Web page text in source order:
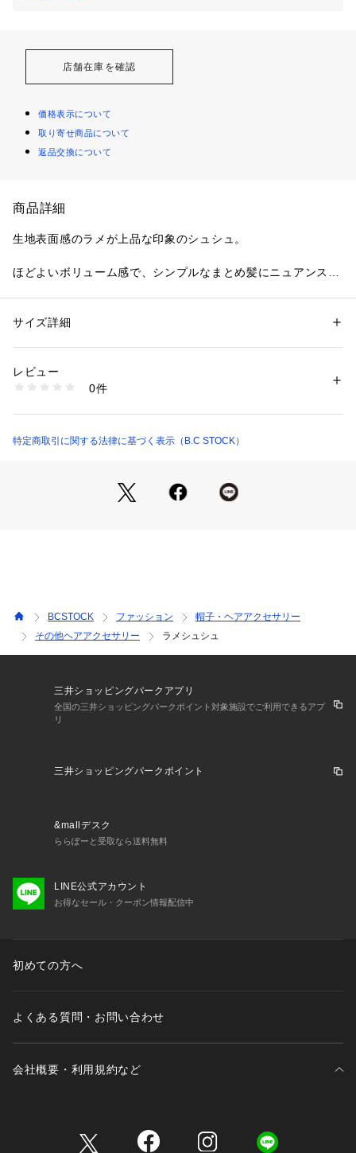
店舗在庫を確認
価格表示について
取り寄せ商品について
返品交換について
商品詳細
生地表面感のラメが上品な印象のシュシュ。
ほどよいボリューム感で、シンプルなまとめ髪にニュアンスの
ず活躍できるアイテムです。
ださい。
※こちらの商品は、B.C STOCKでの取り扱いになります。 直
※照明の関係により、実際よりも色味が違って見える場合があ
※商品の色味は、商品アップ画像をご参照ください。
性別：レディース
セサリー
生産国：中国
1099200041707
サイズ詳細
レビュー
0件
特定商取引に関する法律に基づく表示（B.C STOCK）
BCSTOCK ファッション
帽子・ヘアアクセサリー
その他ヘアアクセサリー
ラメシュシュ
三井ショッピングパークアプリ
全国の三井ショッピングパークポイント対象施設でご利用できるアプ
リ
三井ショッピングパークポイント
&mallデスク
ららぽーと受取なら送料無料
LINE公式アカウント
お得なセール・クーポン情報配信中
初めての方へ
よくある質問・お問い合わせ
会社概要・利用規約など